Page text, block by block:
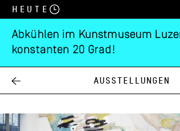
Heute
Abkühlen im Kunstmuseum
konstanten 20 Grad!
Ausstellungen
zentral!
02.12. 04.02.